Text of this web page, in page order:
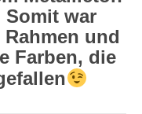
Somit war
und
Farben, die